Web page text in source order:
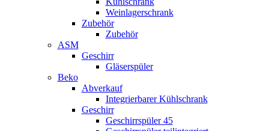
Weinlagerschrank
Zubehör
Zubehör
ASM
Geschirr
Gläserspüler
Beko
Abverkauf
Integrierbarer Kühlschrank
Geschirr
Geschirrspüler 45